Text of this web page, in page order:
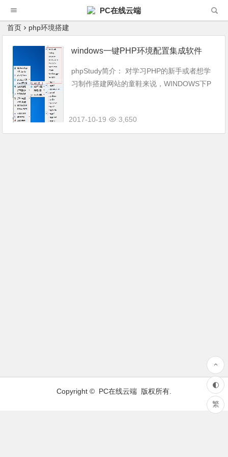
PC在线云端
首页 php环境搭建
windows一键PHP环境配置集成软件
phpStudy简介： 对学习PHP的新手或者想学
习制作搭建网站的童鞋来说，WINDOWS下P
手，phpStudy都是一...
2017-10-19 3,650
Copyright © PC在线云端 版权所有.
繁